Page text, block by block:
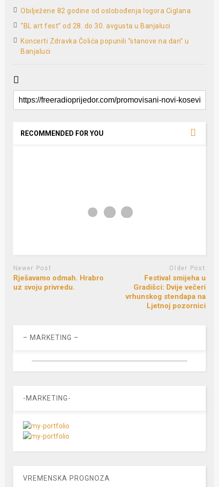
Obilježene 82 godine od oslobođenja logora Ciglana
“BL art fest” od 28. do 30. avgusta u Banjaluci
Koncerti Zdravka Čolića popunili “stanove na dan” u
Banjaluci
RECOMMENDED FOR YOU
Newer Post
Rješavamo odmah. Hrabro
uz svoju privredu.
Older Post
Festival smijeha u
Gradišci: Dvije večeri
vrhunskog stendapa na
Ljetnoj pozornici
– MARKETING –
-MARKETING-
VREMENSKA PROGNOZA